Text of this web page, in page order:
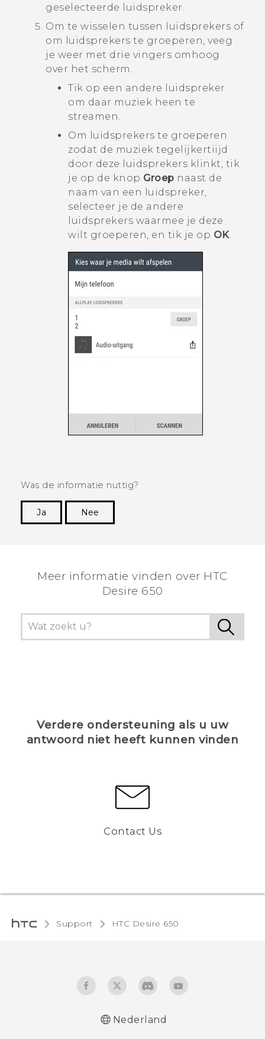
geselecteerde luidspreker.
Om te wisselen tussen luidsprekers of
om luidsprekers te groeperen, veeg
je weer met drie vingers omhoog
over het scherm.
Tik op een andere luidspreker
om daar muziek heen te
streamen.
Om luidsprekers te groeperen
zodat de muziek tegelijkertiijd
door deze luidsprekers klinkt, tik
je op de knop Groep naast de
naam van een luidspreker,
selecteer je de andere
luidsprekers waarmee je deze
wilt groeperen, en tik je op OK.
Was de informatie nuttig?
Ja
Nee
Meer informatie vinden over HTC
Desire 650
Verdere ondersteuning als u uw
antwoord niet heeft kunnen vinden
Contact Us
Support HTC Desire 650‎
Nederland